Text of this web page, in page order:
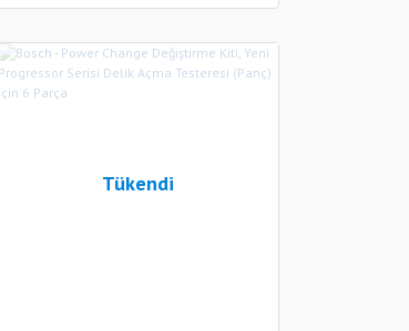
Tükendi